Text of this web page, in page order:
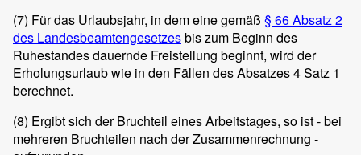
(7) Für das Urlaubsjahr, in dem eine gemäß § 66 Absatz 2
des Landesbeamtengesetzesbis zum Beginn des
Ruhestandes dauernde Freistellung beginnt, wird der
Erholungsurlaub wie in den Fällen des Absatzes 4 Satz 1
berechnet.
(8) Ergibt sich der Bruchteil eines Arbeitstages, so ist - bei
mehreren Bruchteilen nach der Zusammenrechnung -